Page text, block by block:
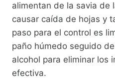
alimentan de la savia de
causar caída de hojas y
paso para el control es
paño húmedo seguido
alcohol para eliminar los
efectiva.